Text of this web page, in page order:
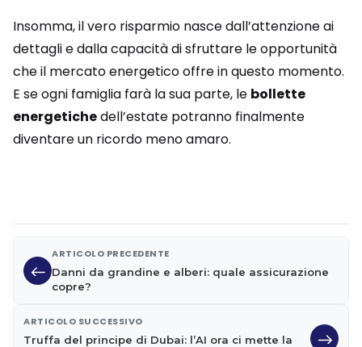
Insomma, il vero risparmio nasce dall’attenzione ai
dettagli e dalla capacità di sfruttare le opportunità
che il mercato energetico offre in questo momento.
E se ogni famiglia farà la sua parte, le bollette
energetichedell’estate potranno finalmente
diventare un ricordo meno amaro.
ARTICOLO PRECEDENTE
Danni da grandine e alberi: quale assicurazione
copre?
ARTICOLO SUCCESSIVO
Truffa del principe di Dubai: l’AI ora ci mette la